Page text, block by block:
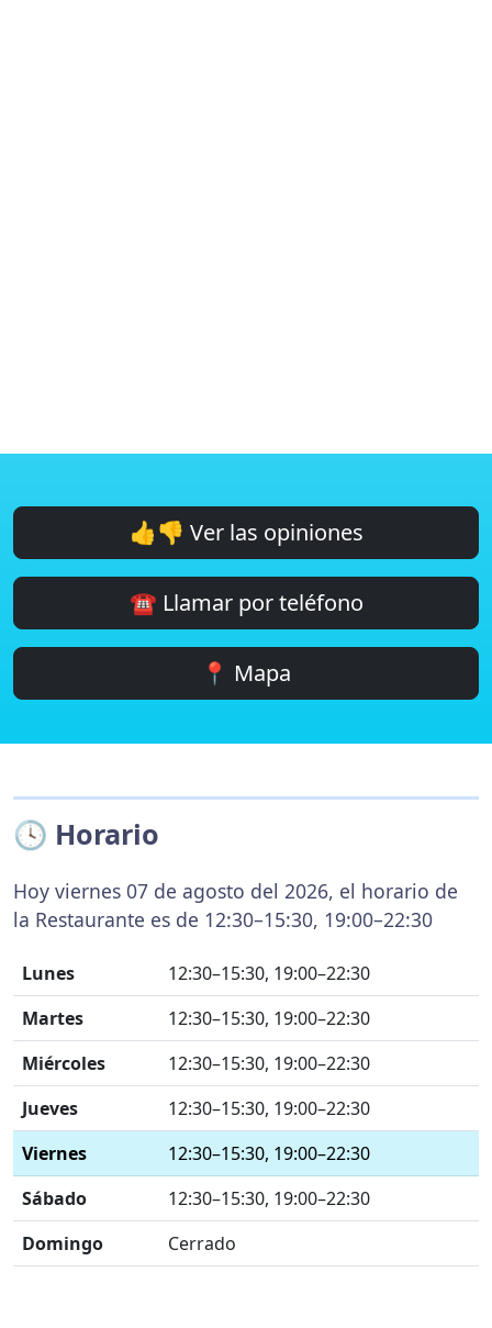
👍👎 Ver las opiniones
☎️ Llamar por teléfono
📍 Mapa
🕓 Horario
Hoy viernes 07 de agosto del 2026, el horario de
la Restaurante es de 12:30–15:30, 19:00–22:30
Lunes
12:30–15:30, 19:00–22:30
Martes
12:30–15:30, 19:00–22:30
Miércoles
12:30–15:30, 19:00–22:30
Jueves
12:30–15:30, 19:00–22:30
Viernes
12:30–15:30, 19:00–22:30
Sábado
12:30–15:30, 19:00–22:30
Domingo
Cerrado